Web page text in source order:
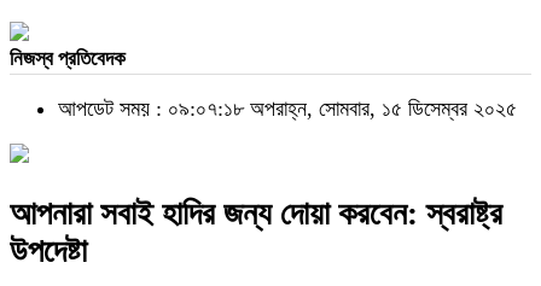
নিজস্ব প্রতিবেদক
আপডেট সময় : ০৯:০৭:১৮ অপরাহ্ন, সোমবার, ১৫ ডিসেম্বর ২০২৫
আপনারা সবাই হাদির জন্য দোয়া করবেন: স্বরাষ্ট্র
উপদেষ্টা